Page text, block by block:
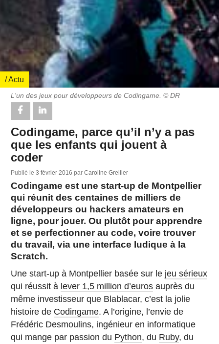
/ Actu
L'un des jeux pour développeurs de Codingame. © DR
Codingame, parce qu’il n’y a pas
que les enfants qui jouent à
coder
Publié le3 février 2016parCaroline Grellier
Codingame est une start-up de Montpellier
qui réunit des centaines de milliers de
développeurs ou hackers amateurs en
ligne, pour jouer. Ou plutôt pour apprendre
et se perfectionner au code, voire trouver
du travail, via une interface ludique à la
Scratch.
Une start-up à Montpellier basée sur le jeu sérieux
qui réussit à lever 1,5 million d’euros auprès du
même investisseur que Blablacar, c’est la jolie
histoire de Codingame. A l’origine, l’envie de
Frédéric Desmoulins, ingénieur en informatique
qui mange par passion du Python, du Ruby, du